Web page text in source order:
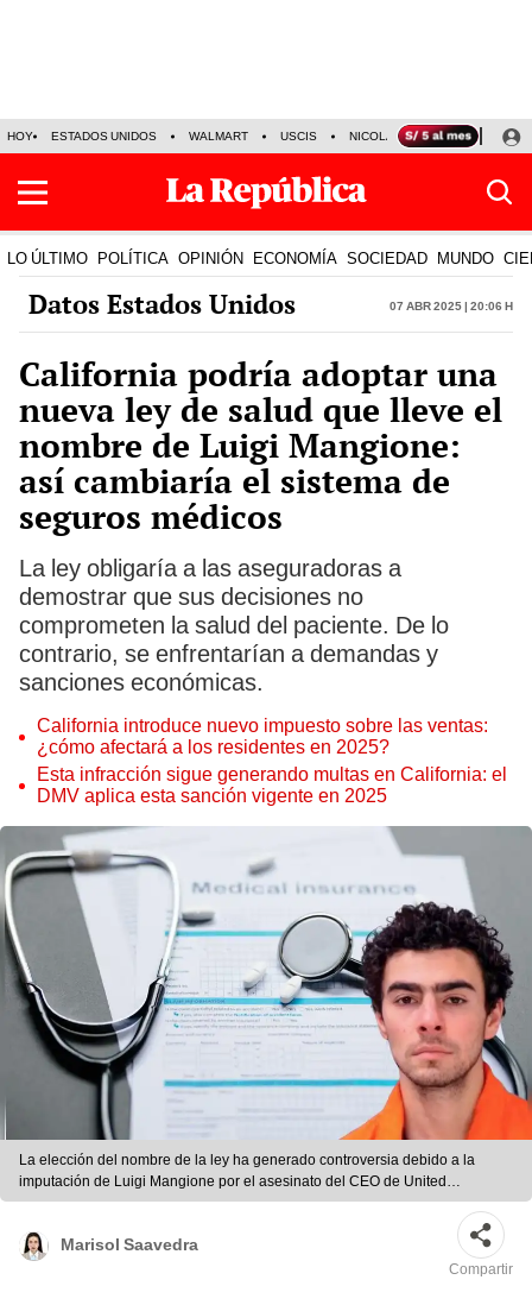
HOY ESTADOS UNIDOS WALMART USCIS NICOLÁS MADURO P-8
LO ÚLTIMO POLÍTICA OPINIÓN ECONOMÍA SOCIEDAD MUNDO
Datos Estados Unidos 07 Abr 2025 | 20:06 h
California podría adoptar una
nueva ley de salud que lleve el
nombre de Luigi Mangione:
así cambiaría el sistema de
seguros médicos
La ley obligaría a las aseguradoras a
demostrar que sus decisiones no
comprometen la salud del paciente. De lo
contrario, se enfrentarían a demandas y
sanciones económicas.
California introduce nuevo impuesto sobre las ventas:
¿cómo afectará a los residentes en 2025?
Esta infracción sigue generando multas en California: el
DMV aplica esta sanción vigente en 2025
La elección del nombre de la ley ha generado controversia debido a la
imputación de Luigi Mangione por el asesinato del CEO de United
Healthcare, Brian Thompson. Foto: AFP.
Marisol Saavedra
Compartir